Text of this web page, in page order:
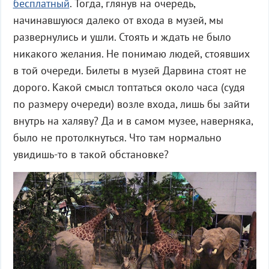
бесплатный. Тогда, глянув на очередь,
начинавшуюся далеко от входа в музей, мы
развернулись и ушли. Стоять и ждать не было
никакого желания. Не понимаю людей, стоявших
в той очереди. Билеты в музей Дарвина стоят не
дорого. Какой смысл топтаться около часа (судя
по размеру очереди) возле входа, лишь бы зайти
внутрь на халяву? Да и в самом музее, наверняка,
было не протолкнуться. Что там нормально
увидишь-то в такой обстановке?